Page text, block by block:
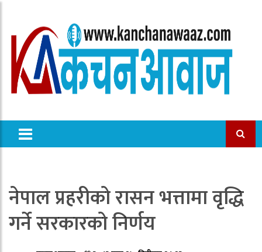
नेपाल प्रहरीको रासन भत्तामा वृद्धि
गर्ने सरकारको निर्णय